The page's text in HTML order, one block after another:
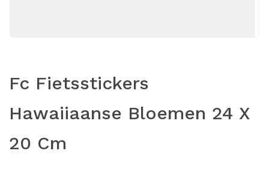
Fc Fietsstickers
Hawaiiaanse Bloemen 24 X
20 Cm